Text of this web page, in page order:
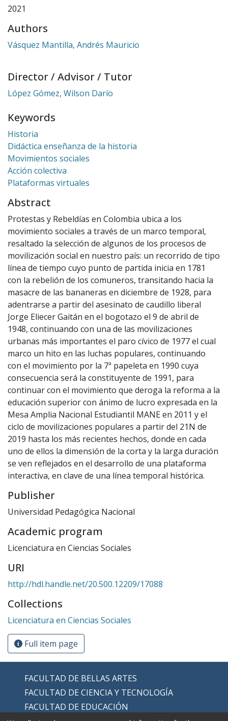
2021
Authors
Vásquez Mantilla, Andrés Mauricio
Director / Advisor / Tutor
López Gómez, Wilson Darío
Keywords
Historia
Didáctica enseñanza de la historia
Movimientos sociales
Acción colectiva
Plataformas virtuales
Abstract
Protestas y Rebeldías en Colombia ubica a los
movimiento sociales a través de un marco temporal,
resaltado la selección de algunos de los procesos de
movilización social en nuestro país: un recorrido de tipo
línea de tiempo cuyo punto de partida inicia en 1781
con la rebelión de los comuneros, transitando hacia la
masacre de las bananeras en diciembre de 1928, para
adentrarse a partir del asesinato de caudillo liberal
Jorge Eliecer Gaitán en el bogotazo el 9 de abril de
1948, continuando con una de las movilizaciones
urbanas más importantes el paro cívico de 1977 el cual
marco un hito en las luchas populares, continuando
con el movimiento por la 7ª papeleta en 1990 cuya
consecuencia será la constituyente de 1991, para
continuar con el movimiento que deroga la reforma a la
educación superior con ánimo de lucro expresada en la
Mesa Amplia Nacional Estudiantil MANE en 2011 y el
ciclo de movilizaciones populares a partir del 21N de
2019 hasta los más recientes hechos, donde en cada
uno de ellos la dimensión de la corta y la larga duración
se ven reflejados en el desarrollo de una plataforma
interactiva, en clave de una línea temporal histórica.
Publisher
Universidad Pedagógica Nacional
Academic program
Licenciatura en Ciencias Sociales
URI
http://hdl.handle.net/20.500.12209/17088
Collections
Licenciatura en Ciencias Sociales
Full item page
FACULTAD DE BELLAS ARTES
FACULTAD DE CIENCIA Y TECNOLOGÍA
FACULTAD DE EDUCACIÓN